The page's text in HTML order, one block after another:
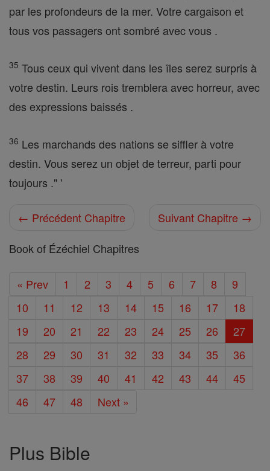
par les profondeurs de la mer. Votre cargaison et
tous vos passagers ont sombré avec vous .
35 Tous ceux qui vivent dans les îles serez surpris à
votre destin. Leurs rois tremblera avec horreur, avec
des expressions baissés .
36 Les marchands des nations se siffler à votre
destin. Vous serez un objet de terreur, parti pour
toujours ." '
← Précédent Chapitre
Suivant Chapitre →
Book of Ézéchiel Chapitres
« Prev 1 2 3 4 5 6 7 8
9
10
11 12 13 14 15 16 17
18
19
20 21 22 23 24 25 26
27
28
29 30 31 32 33 34 35
36
37
38 39 40 41 42 43 44
45
46
47 48 Next »
Plus Bible